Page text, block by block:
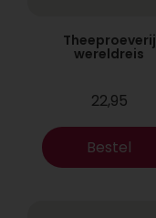
Theeproeverij
wereldreis
22,95
Bestel